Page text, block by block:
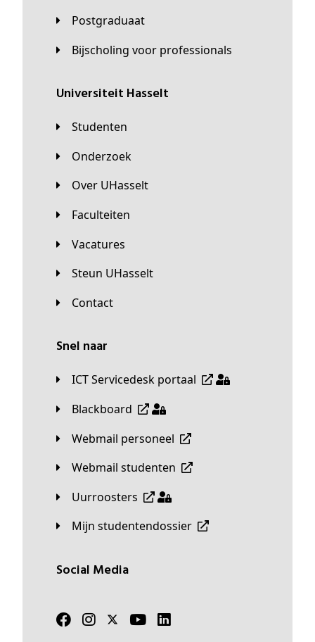
Postgraduaat
Bijscholing voor professionals
universiteit Hasselt
Studenten
Onderzoek
Over UHasselt
Faculteiten
Vacatures
Steun UHasselt
Contact
Snel naar
ICT Servicedesk portaal
Blackboard
Webmail personeel
Webmail studenten
Uurroosters
Mijn studentendossier
Social Media